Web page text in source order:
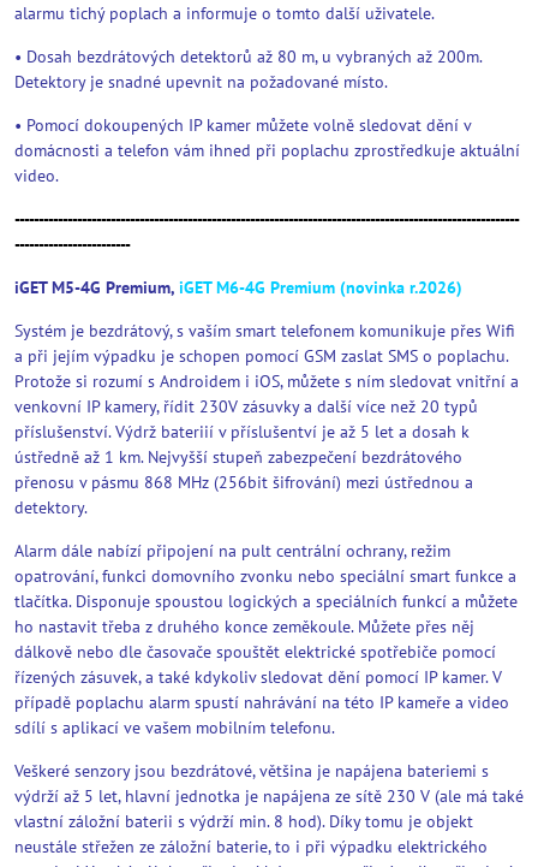
alarmu tichý poplach a informuje o tomto další uživatele.
• Dosah bezdrátových detektorů až 80 m, u vybraných až 200m.
Detektory je snadné upevnit na požadované místo.
• Pomocí dokoupených IP kamer můžete volně sledovat dění v
domácnosti a telefon vám ihned při poplachu zprostředkuje aktuální
video.
---------------------------------------------------------------------------------------------------------
------------------------
iGET M5-4G Premium, iGET M6-4G Premium (novinka r.2026)
Systém je bezdrátový, s vaším smart telefonem komunikuje přes Wifi
a při jejím výpadku je schopen pomocí GSM zaslat SMS o poplachu.
Protože si rozumí s Androidem i iOS, můžete s ním sledovat vnitřní a
venkovní IP kamery, řídit 230V zásuvky a další více než 20 typů
příslušenství. Výdrž bateriií v příslušentví je až 5 let a dosah k
ústředně až 1 km. Nejvyšší stupeň zabezpečení bezdrátového
přenosu v pásmu 868 MHz (256bit šifrování) mezi ústřednou a
detektory.
Alarm dále nabízí připojení na pult centrální ochrany, režim
opatrování, funkci domovního zvonku nebo speciální smart funkce a
tlačítka. Disponuje spoustou logických a speciálních funkcí a můžete
ho nastavit třeba z druhého konce zeměkoule. Můžete přes něj
dálkově nebo dle časovače spouštět elektrické spotřebiče pomocí
řízených zásuvek, a také kdykoliv sledovat dění pomocí IP kamer. V
případě poplachu alarm spustí nahrávání na této IP kameře a video
sdílí s aplikací ve vašem mobilním telefonu.
Veškeré senzory jsou bezdrátové, většina je napájena bateriemi s
výdrží až 5 let, hlavní jednotka je napájena ze sítě 230 V (ale má také
vlastní záložní baterii s výdrží min. 8 hod). Díky tomu je objekt
neustále střežen ze záložní baterie, to i při výpadku elektrického